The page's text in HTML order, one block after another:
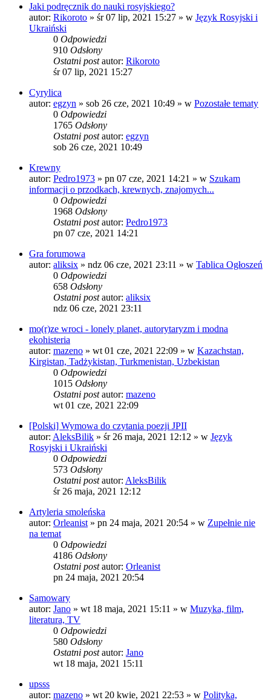
Jaki podręcznik do nauki rosyjskiego?
autor: Rikoroto » śr 07 lip, 2021 15:27 » w Język Rosyjski i
Ukraiński
0 Odpowiedzi
910 Odsłony
Ostatni postautor: Rikoroto
śr 07 lip, 2021 15:27
Cyrylica
autor: egzyn » sob 26 cze, 2021 10:49 » w Pozostałe tematy
0 Odpowiedzi
1765 Odsłony
Ostatni postautor: egzyn
sob 26 cze, 2021 10:49
Krewny
autor: Pedro1973 » pn 07 cze, 2021 14:21 » w Szukam
informacji o przodkach, krewnych, znajomych...
0 Odpowiedzi
1968 Odsłony
Ostatni postautor: Pedro1973
pn 07 cze, 2021 14:21
Gra forumowa
autor: aliksix » ndz 06 cze, 2021 23:11 » w Tablica Ogłoszeń
0 Odpowiedzi
658 Odsłony
Ostatni postautor: aliksix
ndz 06 cze, 2021 23:11
mo(r)ze wroci - lonely planet, autorytaryzm i modna
ekohisteria
autor: mazeno » wt 01 cze, 2021 22:09 » w Kazachstan,
Kirgistan, Tadżykistan, Turkmenistan, Uzbekistan
0 Odpowiedzi
1015 Odsłony
Ostatni postautor: mazeno
wt 01 cze, 2021 22:09
[Polski] Wymowa do czytania poezji JPII
autor: AleksBilik » śr 26 maja, 2021 12:12 » w Język
Rosyjski i Ukraiński
0 Odpowiedzi
573 Odsłony
Ostatni postautor: AleksBilik
śr 26 maja, 2021 12:12
Artyleria smoleńska
autor: Orleanist » pn 24 maja, 2021 20:54 » w Zupełnie nie
na temat
0 Odpowiedzi
4186 Odsłony
Ostatni postautor: Orleanist
pn 24 maja, 2021 20:54
Samowary
autor: Jano » wt 18 maja, 2021 15:11 » w Muzyka, film,
literatura, TV
0 Odpowiedzi
580 Odsłony
Ostatni postautor: Jano
wt 18 maja, 2021 15:11
upsss
autor: mazeno » wt 20 kwie, 2021 22:53 » w Polityka,